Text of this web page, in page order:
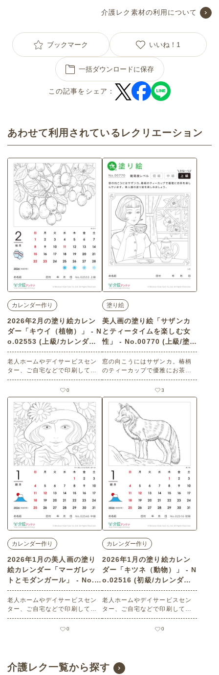
介護レク素材の利用について
ブックマーク いいね！ 1
一括ダウンロードに保存
この記事をシェア：
あわせて利用されているレクリエーション
カレンダー作り
2026年2月の塗り絵カレン
ダー「キウイ（植物）」 - N
o.02553 (上級/カレンダー
作りの介護レク素材)
老人ホームやデイサービスセン
ター、ご自宅などで印刷してお
使いいただける無料の高齢者向
け介護レク素材 2026年2月の塗
り絵カレンダー「キウイ（植
物）」（カレンダー作り・上
級）です。 関連キーワード：二
月・如月・February・２月・キ
ウイフルーツ・キーウィーフル
ーツ・果実・果物・フルーツ
0
塗り絵
美人画の塗り絵「サザンカ
とティータイムを楽しむ女
性」 - No.00770 (上級/塗り
絵の介護レク素材)
窓の向こうにはサザンカ。椿柄
のティーカップで優雅にお茶を
楽しんでいます。美人画の塗り
絵を楽しみましょう。 老人ホー
ムやデイサービスセンター、ご
自宅などで印刷してお使いいた
だける無料の高齢者向け介護レ
ク素材 美人画の塗り絵「サザン
カとティータイムを楽しむ女
性」（塗り絵・上級）です。 関
連キーワード：２月・二月・如
月・山茶花・ティーカップ・化
粧・日本美人・昭和モダン
3
カレンダー作り
2026年1月の美人画の塗り
絵カレンダー「マーガレッ
トとモダンガール」 - No.0
2546 (中級/カレンダー作り
の介護レク素材)
老人ホームやデイサービスセン
ター、ご自宅などで印刷してお
使いいただける無料の高齢者向
け介護レク素材 2026年1月の美
連キーワード：一月・睦月・Jan
uary・１月・化粧・日本美人・
0
カレンダー作り
2026年1月の塗り絵カレン
ダー「キツネ（動物）」 - N
o.02516 (初級/カレンダー
作りの介護レク素材)
老人ホームやデイサービスセン
ター、ご自宅などで印刷してお
使いいただける無料の高齢者向
け介護レク素材 2026年1月の塗
月・睦月・January・１月・フ
ォックス・狐・キタキツネ
0
介護レク一覧から探す